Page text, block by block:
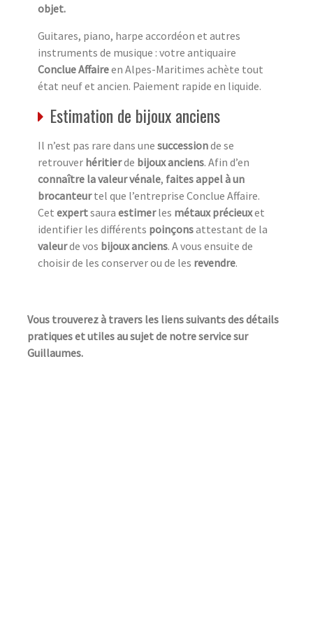
objet.
Guitares, piano, harpe accordéon et autres
instruments de musique : votre antiquaire
Conclue Affaireen Alpes-Maritimes achète tout
état neuf et ancien. Paiement rapide en liquide.
Estimation de bijoux anciens
Il n’est pas rare dans une successionde se
retrouver héritierde bijoux anciens. Afin d’en
connaître la valeur vénale, faites appel à un
brocanteurtel que l’entreprise Conclue Affaire.
Cet expertsaura estimerles métaux précieuxet
identifier les différents poinçonsattestant de la
valeurde vos bijoux anciens. A vous ensuite de
choisir de les conserver ou de les revendre.
Vous trouverez à travers les liens suivants des détails
pratiques et utiles au sujet de notre service sur
Guillaumes.